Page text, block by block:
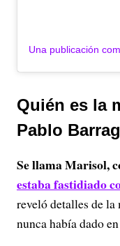
Quién es la
Pablo
Se llama Marisol,
estaba fastidiado
reveló detalles de
nunca había dado